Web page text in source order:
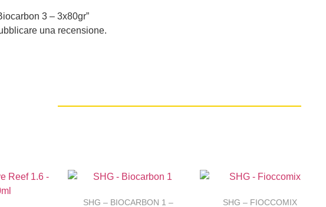
3 – 3x80gr”
una recensione.
SHG – BIOCARBON 1 –
SHG – FIOCCOMIX